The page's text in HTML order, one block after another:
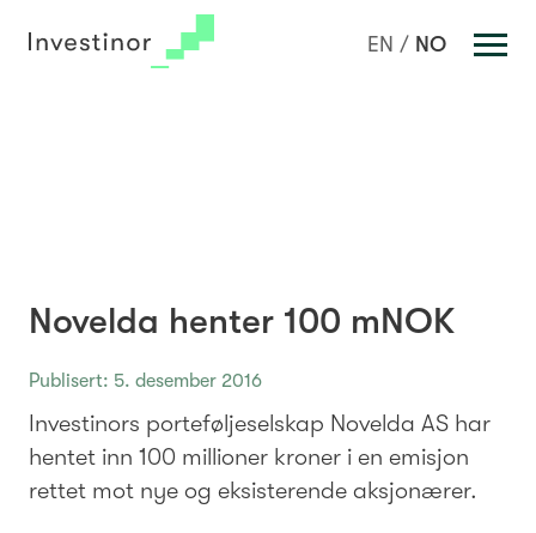
EN NO
Investeringer
Portefølje
Nøkkeltall
Rapporter
Kontakt oss
Bærekraftig verdiskaping
Novelda henter 100 mNOK
Publisert: 5. desember 2016
Investinors porteføljeselskap Novelda AS har
hentet inn 100 millioner kroner i en emisjon
rettet mot nye og eksisterende aksjonærer.